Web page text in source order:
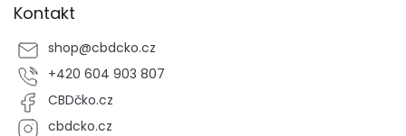
Kontakt
shop@cbdcko.cz
+420 604 903 807
CBDčko.cz
cbdcko.cz